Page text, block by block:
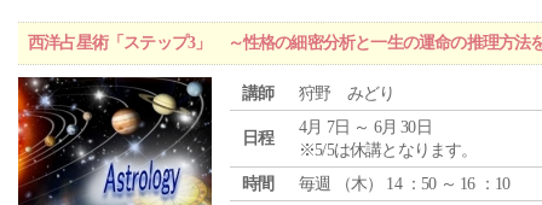
西洋占星術「ステップ3」 ～性格の細密分析と一生の運命の推理方法
講師 狩野 みどり
日程
4月 7日 ～ 6月 30日
※5/5は休講となります。
時間
毎週 （木） 14 ：50 ～ 16 ：10